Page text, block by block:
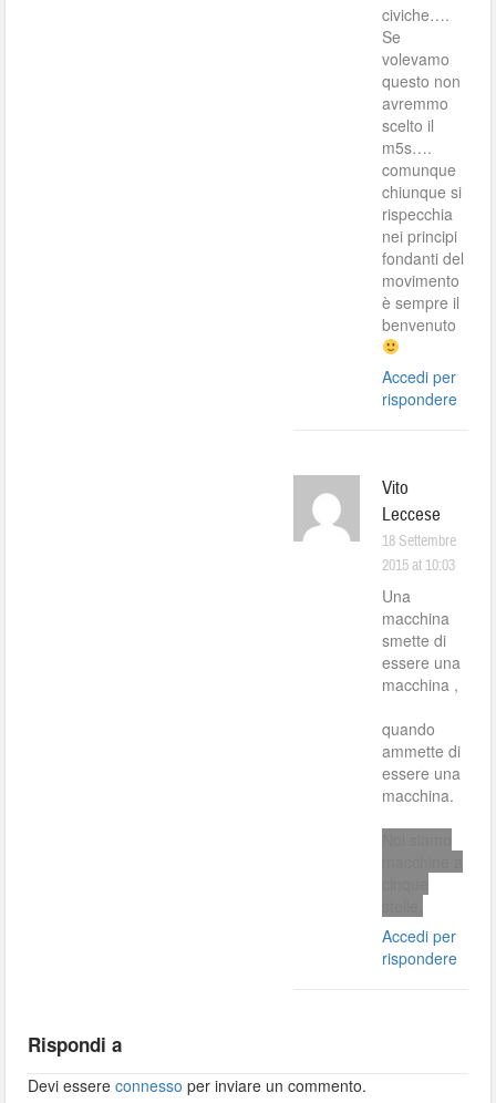
civiche….
Se
volevamo
questo non
avremmo
scelto il
m5s….
comunque
chiunque si
rispecchia
nei principi
fondanti del
movimento
è sempre il
benvenuto
Accedi per
rispondere
Vito
Leccese
18 Settembre
2015 at 10:03
Una
macchina
smette di
essere una
macchina ,
quando
ammette di
essere una
macchina.
Accedi per
rispondere
Rispondi a
Devi essereconnesso per inviare un commento.